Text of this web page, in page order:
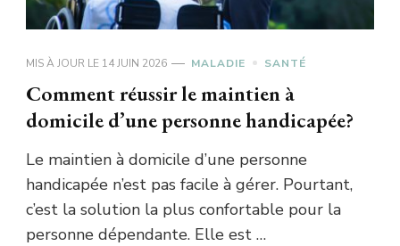
MIS À JOUR LE 14 JUIN 2026 MALADIE SANTÉ
Comment réussir le maintien à
domicile d’une personne handicapée?
Le maintien à domicile d’une personne
handicapée n’est pas facile à gérer. Pourtant,
c’est la solution la plus confortable pour la
personne dépendante. Elle est …